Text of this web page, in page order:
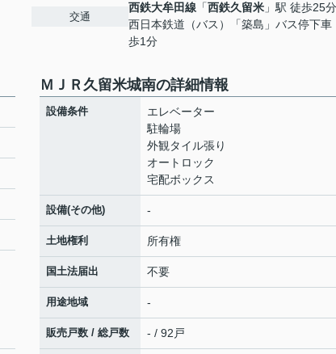
交通
西鉄大牟田線 「西鉄久留米 」駅 徒歩25分
西日本鉄道（バス）「築島」バス停下
歩1分
ＭＪＲ久留米城南の詳細情報
設備条件
エレベーター
駐輪場
外観タイル張り
オートロック
宅配ボックス
設備(その他) -
土地権利 所有権
国土法届出 不要
用途地域 -
販売戸数 / 総戸数 - / 92戸